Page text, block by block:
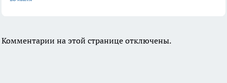
Комментарии на этой странице отключены.